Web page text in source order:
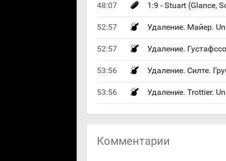
48:07 1:9 - Stuart (Glance,
52:57 Удаление. Майер.
52:57 Удаление.
53:56 Удаление. Силте.
53:56 Удаление. Trottier.
Комментарии